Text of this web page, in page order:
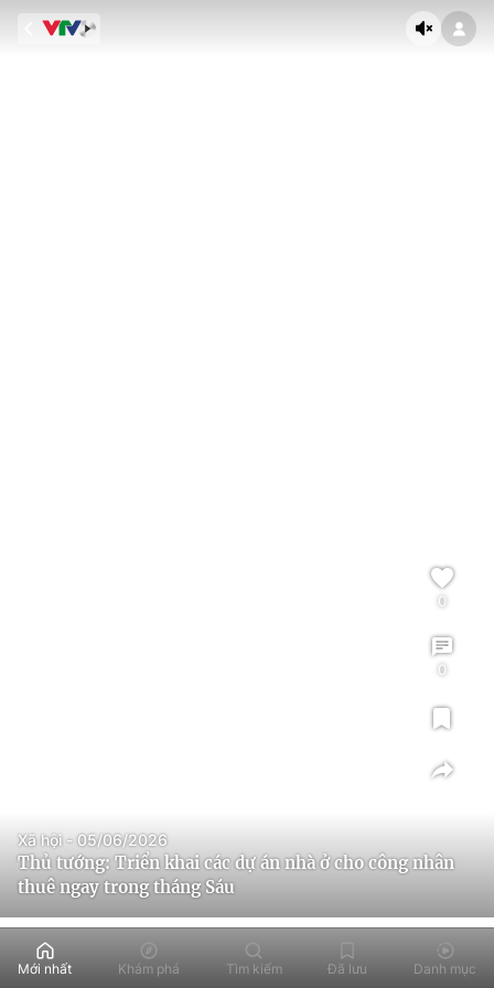
Thủ tướng: Triển khai các dự án nhà ở cho công nhân
thuê ngay trong tháng Sáu
Xã hội - 05/06/2026
0
0
Mới nhất Khám phá Tìm kiếm Đã lưu Danh mục